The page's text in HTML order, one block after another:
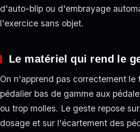
d'auto-blip ou d'embrayage
l'exercice sans objet.
Le matériel qui rend le
On n'apprend pas correctement le
pédalier bas de gamme aux
ou trop molles. Le geste repose
dosage et sur l'écartement des